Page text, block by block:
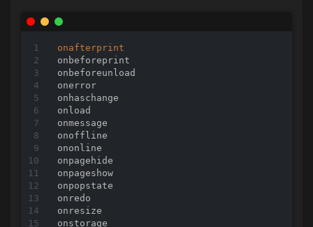
<
<style >
<sub >
<summary>
<sup >
<svg>
<table
<tbody>
<td >
<template
<textarea>
<tfoot>
<th>
<thead
<time>
onafterprint
onbeforeprint
onbeforeunload
onerror
onhaschange
onload
onmessage
onoffline
ononline
onpagehide
onpageshow
onpopstate
onredo
onresize
onstorage